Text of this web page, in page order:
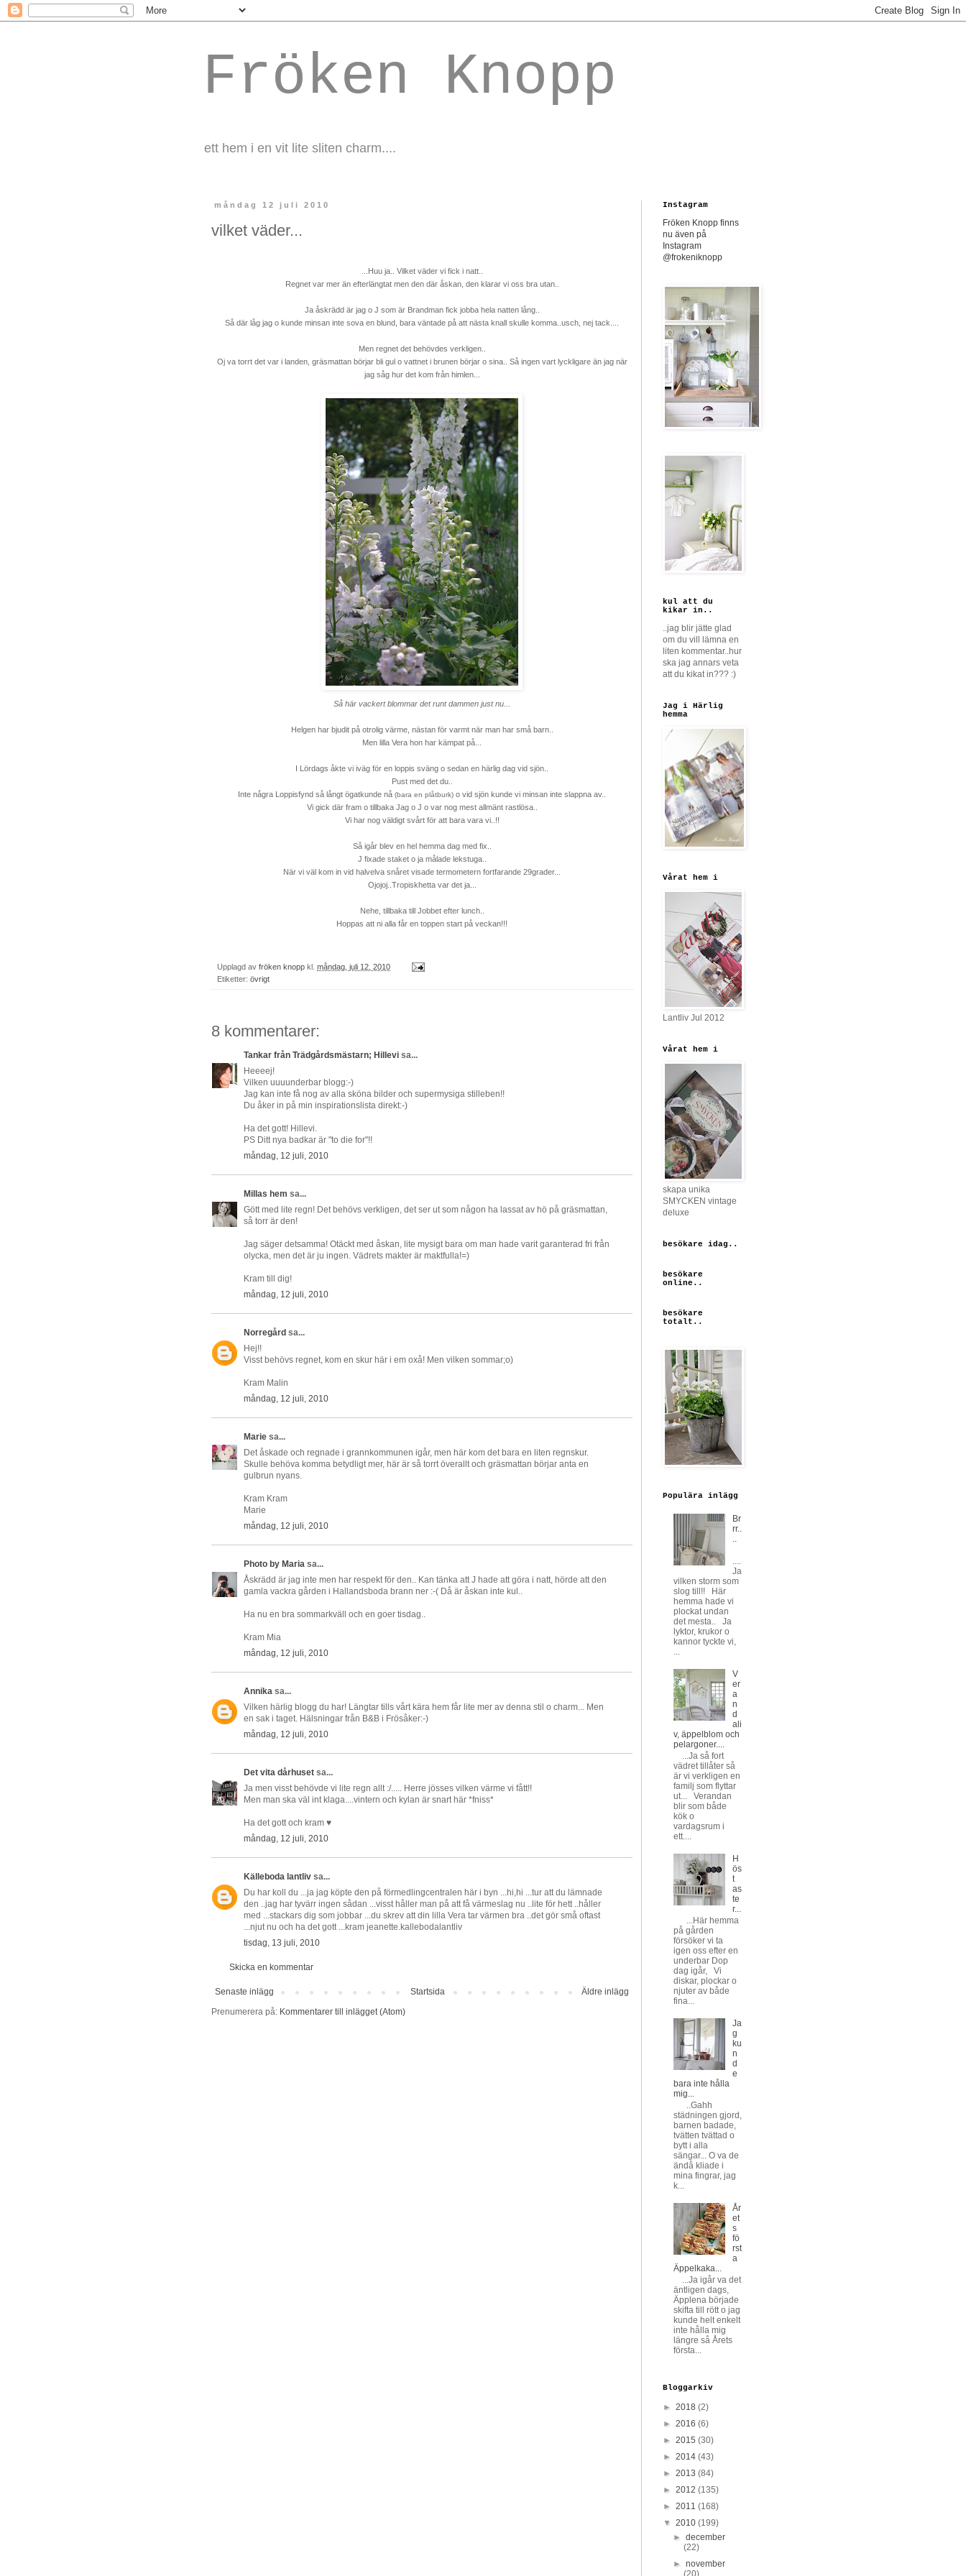
Fröken Knopp
ett hem i en vit lite sliten charm....
måndag 12 juli 2010
vilket väder...
...Huu ja.. Vilket väder vi fick i natt..
Regnet var mer än efterlängtat men den där åskan, den klarar vi oss bra utan..
Ja åskrädd är jag o J som är Brandman fick jobba hela natten lång..
Så där låg jag o kunde minsan inte sova en blund, bara väntade på att nästa knall skulle komma..usch, nej tack....
Men regnet det behövdes verkligen..
Oj va torrt det var i landen, gräsmattan börjar bli gul o vattnet i brunen börjar o sina.. Så ingen vart lyckligare än jag när
jag såg hur det kom från himlen...
Så här vackert blommar det runt dammen just nu...
Helgen har bjudit på otrolig värme, nästan för varmt när man har små barn..
Men lilla Vera hon har kämpat på...
I Lördags åkte vi iväg för en loppis sväng o sedan en härlig dag vid sjön..
Pust med det du..
Inte några Loppisfynd så långt ögatkunde nå (bara en plåtburk) o vid sjön kunde vi minsan inte slappna av..
Vi gick där fram o tillbaka Jag o J o var nog mest allmänt rastlösa..
Vi har nog väldigt svårt för att bara vara vi..!!
Så igår blev en hel hemma dag med fix..
J fixade staket o ja målade lekstuga..
När vi väl kom in vid halvelva snåret visade termometern fortfarande 29grader...
Ojojoj..Tropiskhetta var det ja...
Nehe, tillbaka till Jobbet efter lunch..
Hoppas att ni alla får en toppen start på veckan!!!
Upplagd av fröken knopp kl. måndag, juli 12, 2010
Etiketter: övrigt
8 kommentarer:
Tankar från Trädgårdsmästarn; Hillevi sa...
Heeeej!
Vilken uuuunderbar blogg:-)
Jag kan inte få nog av alla sköna bilder och supermysiga stilleben!!
Du åker in på min inspirationslista direkt:-)
Ha det gott! Hillevi.
PS Ditt nya badkar är "to die for"!!
måndag, 12 juli, 2010
Millas hem sa...
Gött med lite regn! Det behövs verkligen, det ser ut som någon ha lassat av hö på gräsmattan,
så torr är den!
Jag säger detsamma! Otäckt med åskan, lite mysigt bara om man hade varit garanterad fri från
olycka, men det är ju ingen. Vädrets makter är maktfulla!=)
Kram till dig!
måndag, 12 juli, 2010
Norregård sa...
Hej!!
Visst behövs regnet, kom en skur här i em oxå! Men vilken sommar;o)
Kram Malin
måndag, 12 juli, 2010
Marie sa...
Det åskade och regnade i grannkommunen igår, men här kom det bara en liten regnskur.
Skulle behöva komma betydligt mer, här är så torrt överallt och gräsmattan börjar anta en
gulbrun nyans.
Kram Kram
Marie
måndag, 12 juli, 2010
Photo by Maria sa...
Åskrädd är jag inte men har respekt för den.. Kan tänka att J hade att göra i natt, hörde att den
gamla vackra gården i Hallandsboda brann ner :-( Då är åskan inte kul..
Ha nu en bra sommarkväll och en goer tisdag..
Kram Mia
måndag, 12 juli, 2010
Annika sa...
Vilken härlig blogg du har! Längtar tills vårt kära hem får lite mer av denna stil o charm... Men
en sak i taget. Hälsningar från B&B i Frösåker:-)
måndag, 12 juli, 2010
Det vita dårhuset sa...
Ja men visst behövde vi lite regn allt :/..... Herre jösses vilken värme vi fått!!
Men man ska väl int klaga....vintern och kylan är snart här *fniss*
Ha det gott och kram ♥
måndag, 12 juli, 2010
Källeboda lantliv sa...
Du har koll du ...ja jag köpte den på förmedlingcentralen här i byn ...hi,hi ...tur att du lämnade
den ..jag har tyvärr ingen sådan ...visst håller man på att få värmeslag nu ..lite för hett ..håller
med ...stackars dig som jobbar ...du skrev att din lilla Vera tar värmen bra ..det gör små oftast
...njut nu och ha det gott ...kram jeanette.kallebodalantliv
tisdag, 13 juli, 2010
Skicka en kommentar
Senaste inlägg Äldre inlägg
Startsida
Prenumerera på: Kommentarer till inlägget (Atom)
Instagram
Fröken Knopp finns
nu även på
Instagram
@frokeniknopp
kul att du
kikar in..
..jag blir jätte glad
om du vill lämna en
liten kommentar..hur
ska jag annars veta
att du kikat in??? :)
Jag i Härlig
hemma
Vårat hem i
Lantliv Jul 2012
Vårat hem i
skapa unika
SMYCKEN vintage
deluxe
besökare idag..
besökare
online..
besökare
totalt..
Populära inlägg
Br
rr..
..
Ja
vilken storm som
slog till!! Här
hemma hade vi
plockat undan
det mesta.. Ja
lyktor, krukor o
kannor tyckte vi,
V
er
a
n
d
ali
v, äppelblom och
pelargoner....
...Ja så fort
vädret tillåter så
är vi verkligen en
familj som flyttar
ut... Verandan
blir som både
kök o
vardagsrum i
ett....
H
ös
t
as
te
r...
...Här hemma
på gården
försöker vi ta
igen oss efter en
underbar Dop
dag igår, Vi
diskar, plockar o
njuter av både
fina...
Ja
g
ku
n
d
e
bara inte hålla
mig...
..Gahh
städningen gjord,
barnen badade,
tvätten tvättad o
bytt i alla
sängar... O va de
ändå kliade i
mina fingrar, jag
k...
År
et
s
fö
rst
a
Äppelkaka...
...Ja igår va det
äntligen dags,
Äpplena började
skifta till rött o jag
kunde helt enkelt
inte hålla mig
längre så Årets
första...
Bloggarkiv
► 2018 (2)
► 2016 (6)
► 2015 (30)
► 2014 (43)
► 2013 (84)
► 2012 (135)
► 2011 (168)
▼ 2010 (199)
►december
(22)
►november
(20)